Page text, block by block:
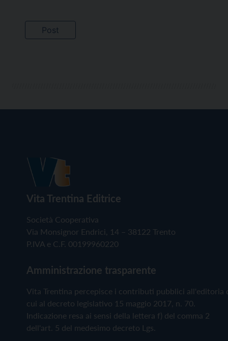
Vita Trentina Editrice
Società Cooperativa
Via Monsignor Endrici, 14 – 38122 Trento
P.IVA e C.F. 00199960220
Amministrazione trasparente
Vita Trentina percepisce i contributi pubblici all'editoria
cui al decreto legislativo 15 maggio 2017, n. 70.
Indicazione resa ai sensi della lettera f) del comma 2
dell'art. 5 del medesimo decreto Lgs.